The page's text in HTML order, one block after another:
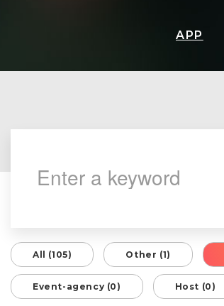
APP
All (105) Other (1)
Event-agency (0) Host (0)